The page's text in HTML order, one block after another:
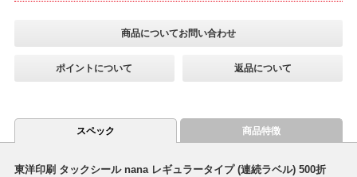
商品についてお問い合わせ
ポイントについて 返品について
スペック 商品特徴
東洋印刷 タックシール nana レギュラータイプ (連続ラベル) 500折